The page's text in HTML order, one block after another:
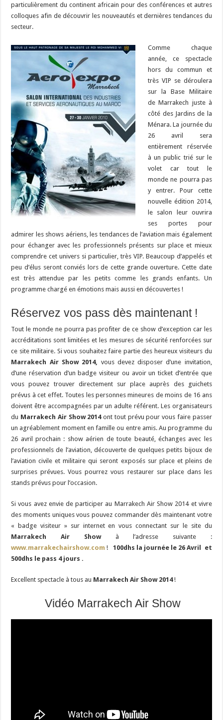
particulièrement du continent africain pour des conférences et autres
colloques afin de découvrir les nouveautés et dernières tendances du
secteur.
Comme chaque
année, ce spectacle
hors du commun et
très VIP se déroulera
sur la Base Militaire
de Marrakech juste à
côté des Jardins de la
Ménara. La journée du
26 avril sera
entièrement réservée
à un public trié sur le
volet car tout le
monde ne pourra pas
y entrer. Pour cette
nouvelle édition 2014,
le salon leur ouvrira
ses portes pour
admirer les shows aériens, les tendances de l’aviation mais également
pour échanger avec les professionnels présents sur place et mieux
comprendre cet univers si particulier, très VIP. Beaucoup d’appelés et
peu d’élus seront conviés lors de cette grande ouverture. Cette date
est très attendue par les petits comme les grands enfants. Un
programme chargé en émotions mais aussi en découvertes !
Réservez vos pass dès maintenant !
Tout le monde ne pourra pas profiter de ce show d’exception car les
accréditations sont limitées et les mesures de sécurité renforcées sur
ce site militaire. Si vous souhaitez faire partie des heureux visiteurs du
Marrakech Air Show 2014,
vous devez disposer d’une invitation,
d’une réservation d’un badge visiteur ou avoir un ticket d’entrée que
vous pouvez trouver directement sur place auprès des guichets
prévus à cet effet. Toutes les personnes mineures de moins de 16 ans
doivent être accompagnées par un adulte référent. Les organisateurs
du Marrakech Air Show 2014ont tout prévu pour vous faire passer
un agréablement moment en famille ou entre amis. Au programme du
26 avril prochain : show aérien de toute beauté, échanges avec les
professionnels de l’aviation, découverte de quelques petits bijoux de
l’aviation civile et militaire qui seront exposés sur place et pleins de
surprises prévues. Vous pourrez vous restaurer sur place dans les
stands prévus pour l’occasion.
Si vous avez envie de participer au Marrakech Air Show 2014 et vivre
des moments uniques vous pouvez commander dès maintenant votre
« badge visiteur » sur internet en vous connectant sur le site du
Marrakech Air Showà l’adresse suivante :
www.marrakechairshow.com ! 100dhs la journée le 26 Avril
et
500dhs le pass 4 jours .
Excellent spectacle à tous au Marrakech Air Show 2014!
Vidéo Marrakech Air Show